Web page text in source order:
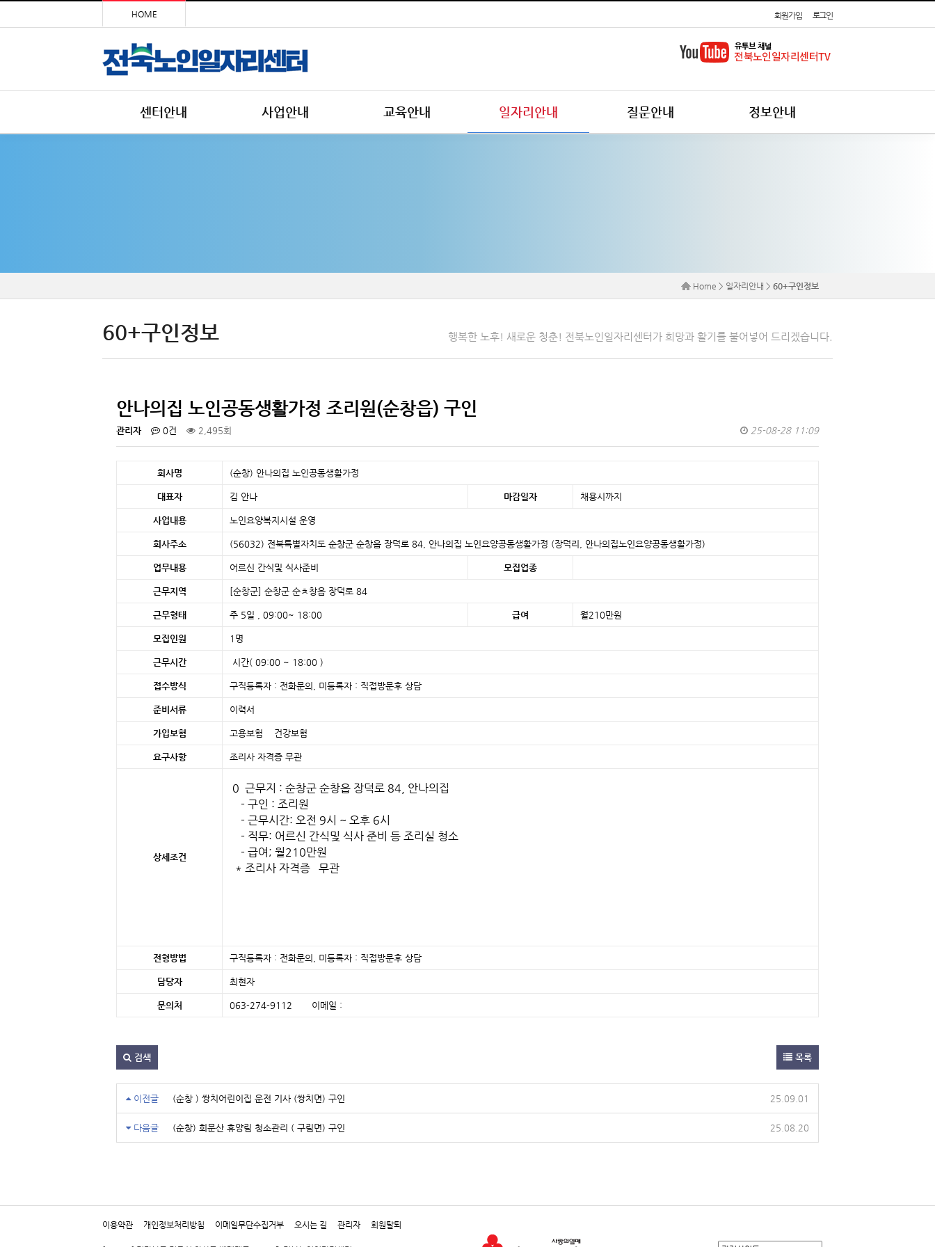
HOME 회원가입 로그인
센터안내 사업안내 교육안내 일자리안내 질문안내 정보안내
Home > 일자리안내 > 60+구인정보
60+구인정보 행복한 노후! 새로운 청춘! 전북노인일자리센터가 희망과 활기를 불어넣어 드리겠습니다.
안나의집 노인공동생활가정 조리원(순창읍) 구인
관리자 0건 2,495회 25-08-28 11:09
회사명 (순창) 안나의집 노인공동생활가정
대표자 김 안나 마감일자 채용시까지
사업내용 노인요양복지시설 운영
회사주소 (56032) 전북특별자치도 순창군 순창읍 장덕로 84, 안나의집 노인요양공동생활가정 (장덕리, 안나의집노인요양공동생활가정)
업무내용 어르신 간식및 식사준비 모집업종
근무지역 [순창군] 순창군 순ㅊ창읍 장덕로 84
근무형태 주 5일 , 09:00~ 18:00 급여 월210만원
모집인원 1명
근무시간 시간( 09:00 ~ 18:00 )
접수방식 구직등록자 : 전화문의, 미등록자 : 직접방문후 상담
준비서류 이력서
가입보험 고용보험 건강보험
요구사항 조리사 자격증 무관
상세조건
0 근무지 : 순창군 순창읍 장덕로 84, 안나의집
- 구인 : 조리원
- 근무시간: 오전 9시 ~ 오후 6시
- 직무: 어르신 간식및 식사 준비 등 조리실 청소
- 급여; 월210만원
* 조리사 자격증 무관
전형방법 구직등록자 : 전화문의, 미등록자 : 직접방문후 상담
담당자 최현자
문의처 063-274-9112 이메일 :
검색 목록
이전글 (순창 ) 쌍치어린이집 운전 기사 (쌍치면) 구인 25.09.01
다음글 (순창) 회문산 휴양림 청소관리 ( 구림면) 구인 25.08.20
이용약관 개인정보처리방침 이메일무단수집거부 오시는 길 관리자 회원탈퇴